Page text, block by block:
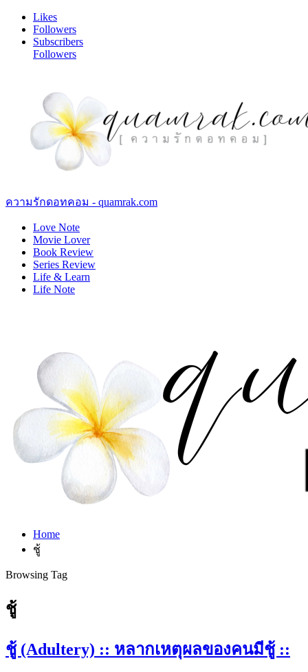
Likes
Followers
Subscribers
Followers
ความรักดอทคอม - quamrak.com
Love Note
Movie Lover
Book Review
Series Review
Life & Learn
Life Note
Home
ชู้
Browsing Tag
ชู้
ชู้ (Adultery) :: หลากเหตุผลของคนมีชู้ ::